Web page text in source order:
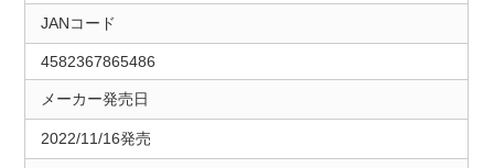
JANコード
4582367865486
メーカー発売日
2022/11/16発売